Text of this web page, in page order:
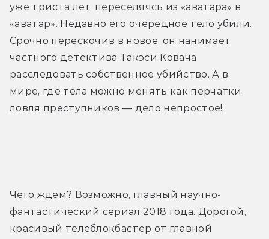
уже триста лет, переселяясь из «аватара» в
«аватар». Недавно его очередное тело убили.
Срочно перескочив в новое, он нанимает
частного детектива Такэси Ковача
расследовать собственное убийство. А в
мире, где тела можно менять как перчатки,
ловля преступников — дело непростое!
Чего ждём? Возможно, главный научно-
фантастический сериал 2018 года. Дорогой,
красивый телеблокбастер от главной